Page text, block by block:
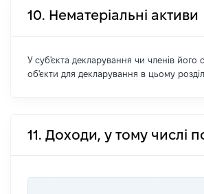
10. Нематеріальні активи
У суб'єкта декларування чи членів його
об'єкти для декларування в цьому
11. Доходи, у тому числі